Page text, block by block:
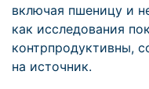
включая пшеницу и
как исследования
контрпродуктивны,
на источник.